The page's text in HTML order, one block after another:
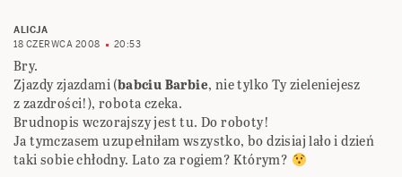
ALICJA
18 CZERWCA 2008
20:53
Bry.
Zjazdy zjazdami (babciu Barbie, nie tylko Ty zieleniejesz
z zazdrości!), robota czeka.
Brudnopis wczorajszy jest tu. Do roboty!
Ja tymczasem uzupełniłam wszystko, bo dzisiaj lało i dzień
taki sobie chłodny. Lato za rogiem? Którym?